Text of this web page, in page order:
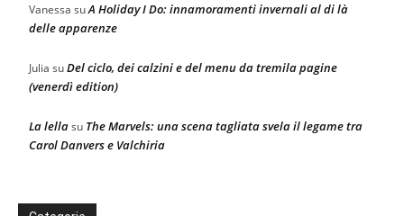
Vanessa suA Holiday I Do: innamoramenti invernali al di là
delle apparenze
Julia suDel ciclo, dei calzini e del menu da tremila pagine
(venerdì edition)
La lellasu The Marvels: una scena tagliata svela il legame tra
Carol Danvers e Valchiria